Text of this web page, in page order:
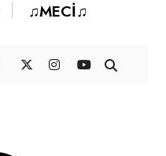
♫MECİ♫